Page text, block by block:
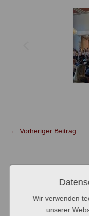
← Vorheriger Beitrag
Dein Freiwilliges
Wir verwenden
unserer